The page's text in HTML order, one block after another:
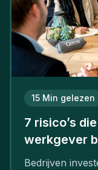
15 Min gelezen
7 risico’s
werkgever
Bedrijven